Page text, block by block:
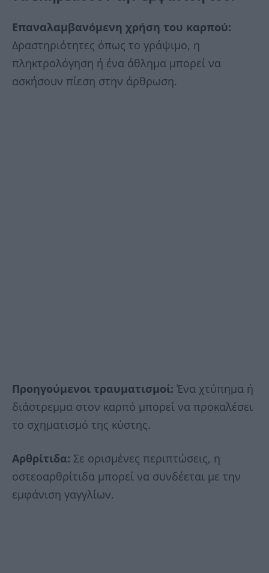
Επαναλαμβανόμενη χρήση του καρπού:
Δραστηριότητες όπως το γράψιμο, η
πληκτρολόγηση ή ένα άθλημα μπορεί να
ασκήσουν πίεση στην άρθρωση.
Προηγούμενοι τραυματισμοί: Ένα χτύπημα ή
διάστρεμμα στον καρπό μπορεί να προκαλέσει
το σχηματισμό της κύστης.
Αρθρίτιδα: Σε ορισμένες περιπτώσεις, η
οστεοαρθρίτιδα μπορεί να συνδέεται με την
εμφάνιση γαγγλίων.